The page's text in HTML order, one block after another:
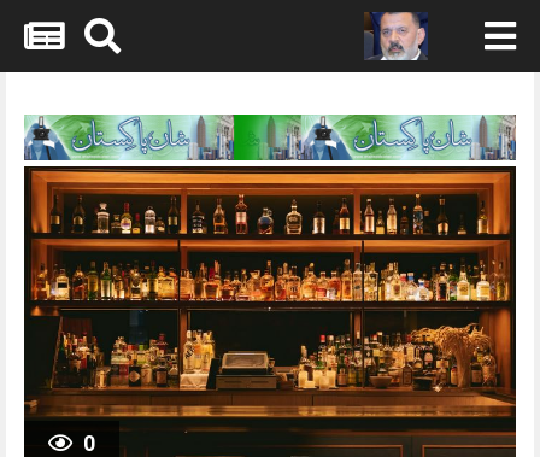
Skip
content
0